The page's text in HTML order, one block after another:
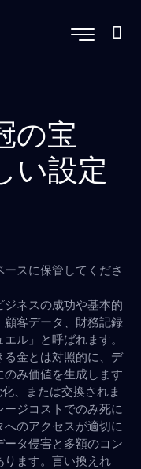
の宝
い設定
スに保管してくださ
ネスの成功や基本的
客データ、財務記録
ル」と呼ばれます。
金とは対照的に、デ
み価値を生成します
、または交換されま
ジコストでのみ死に
のアクセスが適切に
タ侵害と多額のコン
ります。言い換えれ